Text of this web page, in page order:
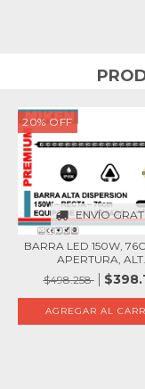
20% OFF
ENVÍO
BARRA LED 150W,
APERTURA,
$498.258